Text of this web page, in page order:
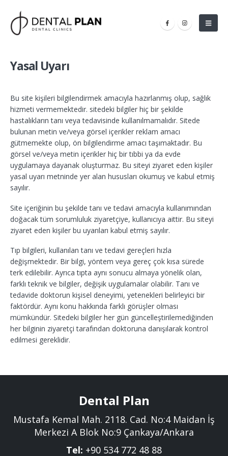
Yasal Uyarı
Bu site kişileri bilgilendirmek amacıyla hazırlanmış olup, sağlık
hizmeti vermemektedir. sitedeki bilgiler hiç bir şekilde
hastalıkların tanı veya tedavisinde kullanılmamalıdır. Sitede
bulunan metin ve/veya görsel içerikler reklam amacı
gütmemekte olup, ön bilgilendirme amacı taşımaktadır. Bu
görsel ve/veya metin içerikler hiç bir tıbbi ya da evde
uygulamaya dayanak oluşturmaz. Bu siteyi ziyaret eden kişiler
yasal uyarı metninde yer alan hususları okumuş ve kabul etmiş
sayılır.
Site içeriğinin bu şekilde tanı ve tedavi amacıyla kullanımından
doğacak tüm sorumluluk ziyaretçiye, kullanıcıya aittir. Bu siteyi
ziyaret eden kişiler bu uyarıları kabul etmiş sayılır.
Tıp bilgileri, kullanılan tanı ve tedavi gereçleri hızla
değişmektedir. Bir bilgi, yöntem veya gereç çok kısa sürede
terk edilebilir. Ayrıca tıpta aynı sonucu almaya yönelik olan,
farklı teknik ve bilgiler, değişik uygulamalar olabilir. Tanı ve
tedavide doktorun kişisel deneyimi, yetenekleri belirleyici bir
faktördür. Aynı konu hakkında farklı görüşler olması
mümkündür. Sitedeki bilgiler her gün güncelleştirilemediğinden
her bilginin ziyaretçi tarafından doktoruna danışılarak kontrol
edilmesi gereklidir.
Dental Plan
Mustafa Kemal Mah. 2118. Cad. No:4 Maidan İş
Merkezi A Blok No:9 Çankaya/Ankara
Tel: +90 534 772 48 88